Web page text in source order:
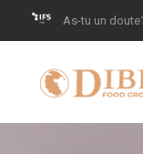
As-tu un